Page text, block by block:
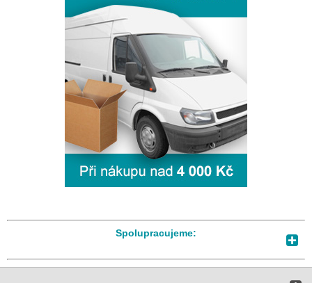
Spolupracujeme: